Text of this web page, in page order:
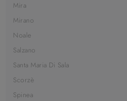
Mira
Mirano
Noale
Salzano
Santa Maria Di Sala
Scorzè
Spinea